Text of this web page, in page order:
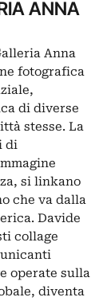
ANNA
Anna
fotografica
di diverse
stesse. La
di
si linkano
che va dalla
Davide
collage
operate sulla
diventa